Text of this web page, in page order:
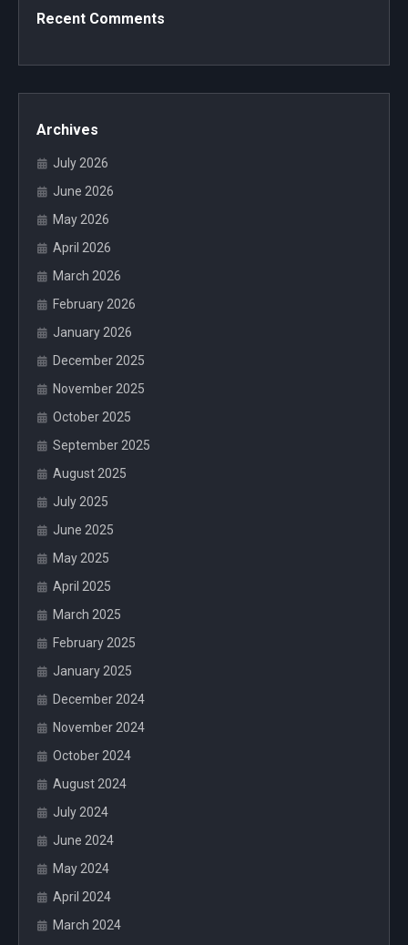
Recent Comments
Archives
July 2026
June 2026
May 2026
April 2026
March 2026
February 2026
January 2026
December 2025
November 2025
October 2025
September 2025
August 2025
July 2025
June 2025
May 2025
April 2025
March 2025
February 2025
January 2025
December 2024
November 2024
October 2024
August 2024
July 2024
June 2024
May 2024
April 2024
March 2024